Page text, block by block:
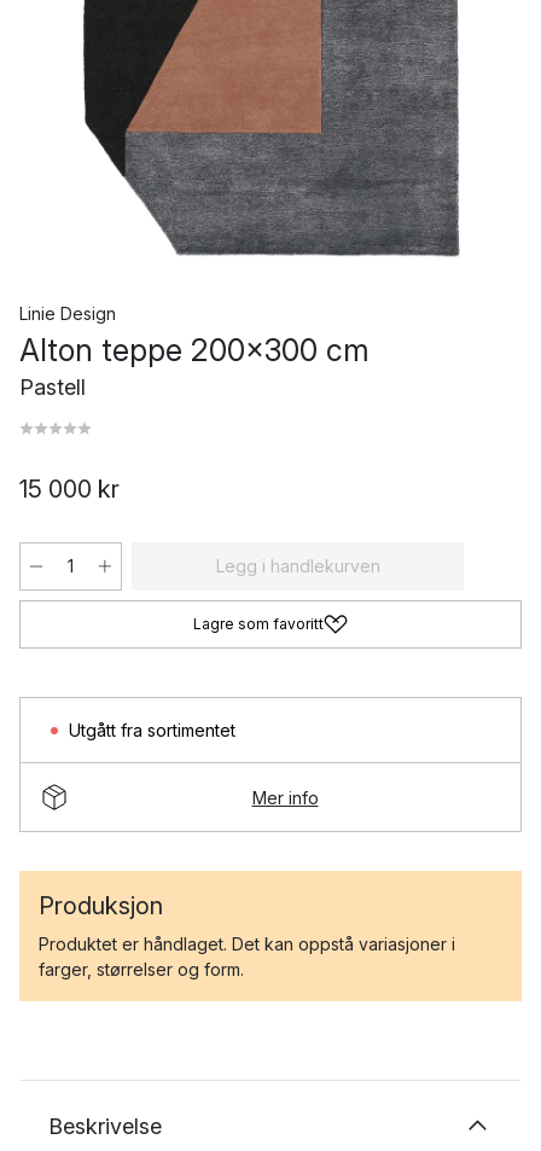
Linie Design
Alton teppe 200x300 cm
Pastell
15 000 kr
Legg i handlekurven
Lagre som favoritt
Utgått fra sortimentet
Mer info
Produksjon
Produktet er håndlaget. Det kan oppstå variasjoner i
farger, størrelser og form.
Beskrivelse